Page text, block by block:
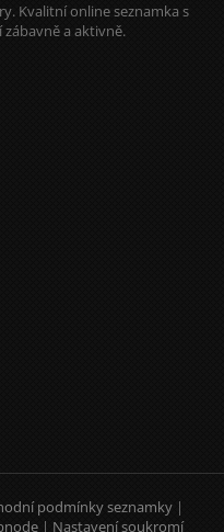
Kvalitní online seznamka s
a aktivně.
podmínky seznamky |
| Nastavení soukromí